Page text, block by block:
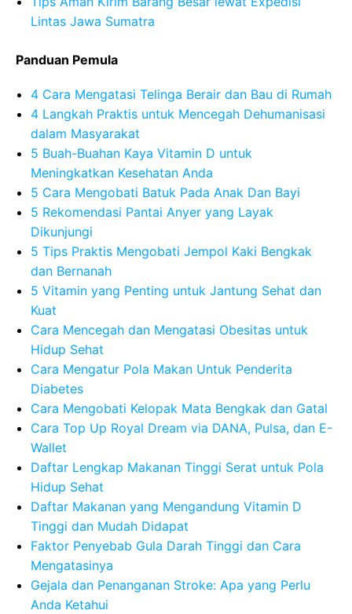
Lintas Jawa Sumatra
Panduan Pemula
4 Cara Mengatasi Telinga Berair dan Bau di Rumah
4 Langkah Praktis untuk Mencegah Dehumanisasi
dalam Masyarakat
5 Buah-Buahan Kaya Vitamin D untuk
Meningkatkan Kesehatan Anda
5 Cara Mengobati Batuk Pada Anak Dan Bayi
5 Rekomendasi Pantai Anyer yang Layak
Dikunjungi
5 Tips Praktis Mengobati Jempol Kaki Bengkak
dan Bernanah
5 Vitamin yang Penting untuk Jantung Sehat dan
Kuat
Cara Mencegah dan Mengatasi Obesitas untuk
Hidup Sehat
Cara Mengatur Pola Makan Untuk Penderita
Diabetes
Cara Mengobati Kelopak Mata Bengkak dan Gatal
Cara Top Up Royal Dream via DANA, Pulsa, dan E-
Wallet
Daftar Lengkap Makanan Tinggi Serat untuk Pola
Hidup Sehat
Daftar Makanan yang Mengandung Vitamin D
Tinggi dan Mudah Didapat
Faktor Penyebab Gula Darah Tinggi dan Cara
Mengatasinya
Gejala dan Penanganan Stroke: Apa yang Perlu
Anda Ketahui